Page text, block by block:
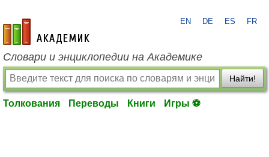
academic.ru
EN DE ES FR
Словари и энциклопедии на Академике
Найти!
Толкования Переводы Книги Игры ⚽